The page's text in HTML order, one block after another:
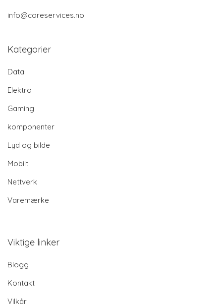
info@coreservices.no
Kategorier
Data
Elektro
Gaming
komponenter
Lyd og bilde
Mobilt
Nettverk
Varemærke
Viktige linker
Blogg
Kontakt
Vilkår